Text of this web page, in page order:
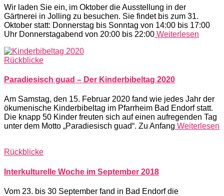
Wir laden Sie ein, im Oktober die Ausstellung in der
Gärtnerei in Jolling zu besuchen. Sie findet bis zum 31.
Oktober statt: Donnerstag bis Sonntag von 14:00 bis 17:00
Uhr Donnerstagabend von 20:00 bis 22:00 Weiterlesen
Rückblicke
Paradiesisch guad – Der Kinderbibeltag 2020
Am Samstag, den 15. Februar 2020 fand wie jedes Jahr der
ökumenische Kinderbibeltag im Pfarrheim Bad Endorf statt.
Die knapp 50 Kinder freuten sich auf einen aufregenden Tag
unter dem Motto „Paradiesisch guad“. Zu Anfang Weiterlesen
Rückblicke
Interkulturelle Woche im September 2018
Vom 23. bis 30 September fand in Bad Endorf die